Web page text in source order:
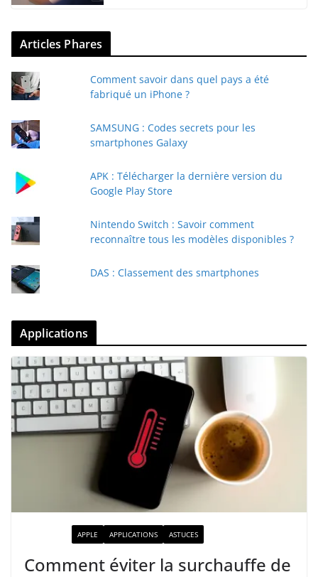
Articles Phares
Comment savoir dans quel pays a été
fabriqué un iPhone ?
SAMSUNG : Codes secrets pour les
smartphones Galaxy
APK : Télécharger la dernière version du
Google Play Store
Nintendo Switch : Savoir comment
reconnaître tous les modèles disponibles ?
DAS : Classement des smartphones
Applications
APPLE APPLICATIONS ASTUCES
Comment éviter la surchauffe de